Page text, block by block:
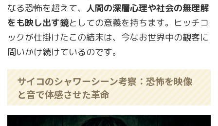
なる恐怖を超えて、 人間の深層心理や社会の無理解
をも映し出す鏡としての意義を持ちます。ヒッチコ
ックが仕掛けたこの結末は、今なお世界中の観客に
問いかけ続けているのです。
サイコのシャワーシーン考察：恐怖を映像
と音で体感させた革命